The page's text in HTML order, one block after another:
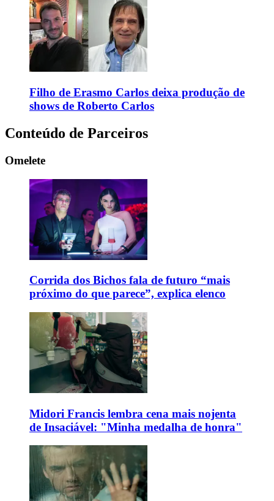
Filho de Erasmo Carlos deixa produção de
shows de Roberto Carlos
Conteúdo de Parceiros
Omelete
Corrida dos Bichos fala de futuro “mais
próximo do que parece”, explica elenco
Midori Francis lembra cena mais nojenta
de Insaciável: "Minha medalha de honra"